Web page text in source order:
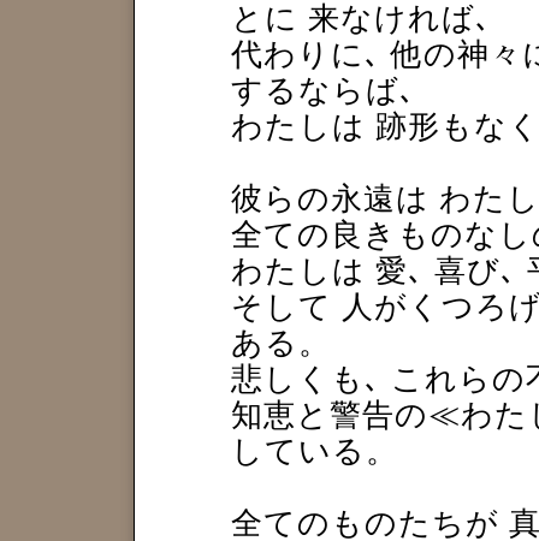
とに 来なければ､
代わりに､ 他の神々
するならば､
わたしは 跡形もな
彼らの永遠は わた
全ての良きものな
わたしは 愛､ 喜び､
そして 人がくつろ
ある。
悲しくも､ これらの
知恵と警告の≪わ
している。
全てのものたちが